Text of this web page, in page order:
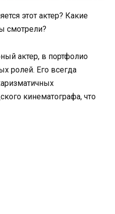
этот актер? Какие
смотрели?
актер, в портфолио
ролей. Его всегда
кинематографа, что